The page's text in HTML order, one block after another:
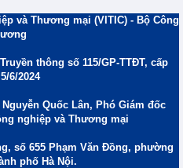
và Thương mại (VITIC) - Bộ Công
thông số 115/GP-TTĐT, cấp
6/2024
Quốc Lân, Phó Giám đốc
nghiệp và Thương mại
số 655 Phạm Văn Đồng, phường
phố Hà Nội.